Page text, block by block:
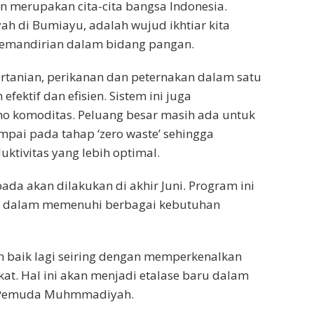
merupakan cita-cita bangsa Indonesia.
di Bumiayu, adalah wujud ikhtiar kita
dalam bidang pangan.
perikanan dan peternakan dalam satu
dan efisien. Sistem ini juga
komoditas. Peluang besar masih ada untuk
pada tahap ‘zero waste’ sehingga
yang lebih optimal.
akan dilakukan di akhir Juni. Program ini
memenuhi berbagai kebutuhan
lagi seiring dengan memperkenalkan
Hal ini akan menjadi etalase baru dalam
Muhmmadiyah.